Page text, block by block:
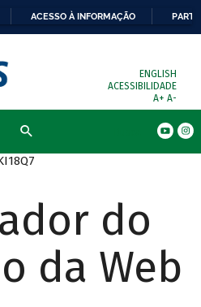
ACESSO À INFORMAÇÃO
ENGLISH
ACESSIBILIDADE
A+ A-
do
da Web